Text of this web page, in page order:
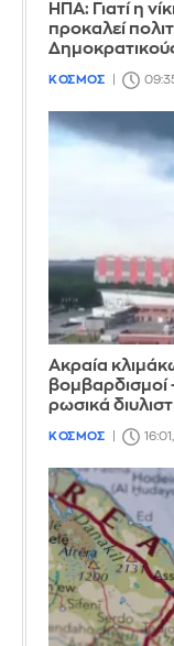
ΗΠΑ: Γιατί η
προκαλεί
ΚΟΣΜΟΣ
Ακραία
βομβαρδισμοί
ρωσικά
ΚΟΣΜΟΣ